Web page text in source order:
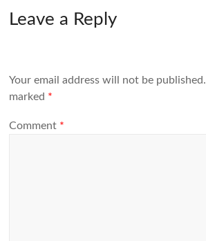
Leave a Reply
Your email address will not be published.
marked *
Comment *